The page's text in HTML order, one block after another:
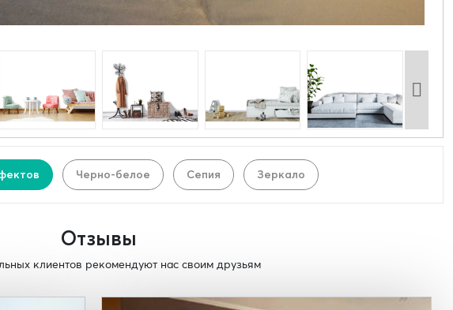
Черно-белое Сепия Зеркало
Отзывы
клиентов рекомендуют нас своим друзьям